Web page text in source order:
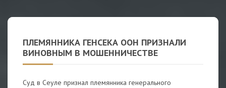
ПЛЕМЯННИКА ГЕНСЕКА ООН ПРИЗНАЛИ
ВИНОВНЫМ В МОШЕННИЧЕСТВЕ
Суд в Сеуле признал племянника генерального